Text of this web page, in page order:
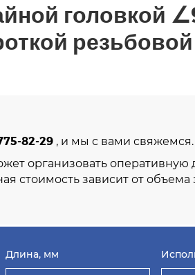
головкой
82-29 , и мы с вами свяжемся.
организовать оперативную
стоимость зависит от объема
Длина, мм